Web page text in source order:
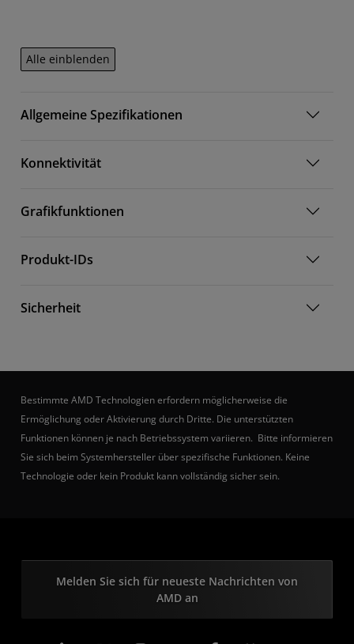
Alle einblenden
Allgemeine Spezifikationen
Konnektivität
Grafikfunktionen
Produkt-IDs
Sicherheit
Bestimmte AMD Technologien erfordern möglicherweise die
Ermöglichung oder Aktivierung durch Dritte. Die unterstützten
Funktionen können je nach Betriebssystem variieren. Bitte informieren
Sie sich beim Systemhersteller über spezifische Funktionen. Keine
Technologie oder kein Produkt kann vollständig sicher sein.
Melden Sie sich für neueste Nachrichten von
AMD an